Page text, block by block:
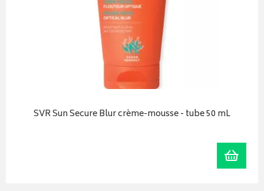
SVR Sun Secure Blur crème-mousse - tube 50 mL